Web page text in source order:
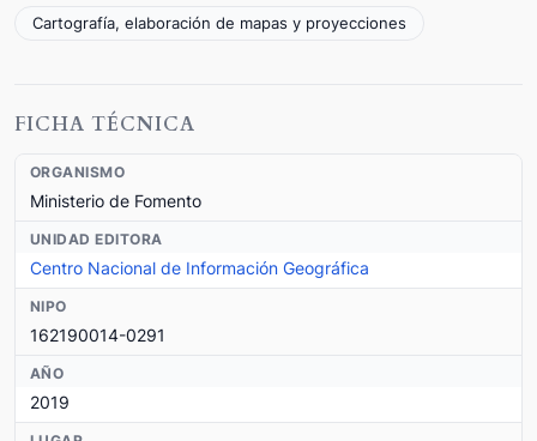
Cartografía, elaboración de mapas y proyecciones
FICHA TÉCNICA
ORGANISMO
Ministerio de Fomento
UNIDAD EDITORA
Centro Nacional de Información Geográfica
NIPO
162190014-0291
AÑO
2019